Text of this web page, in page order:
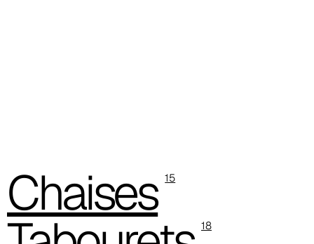
Chaises 15
18